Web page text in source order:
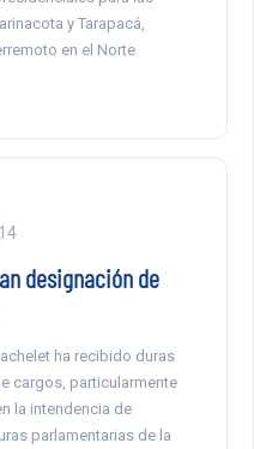
y Tarapacá,
en el Norte
designación de
ha recibido duras
cargos, particularmente
la intendencia de
parlamentarias de la